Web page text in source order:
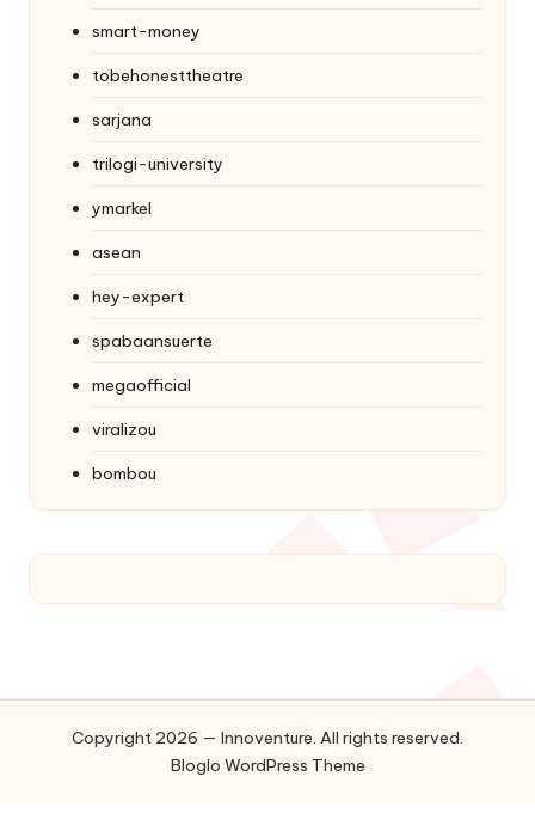
smart-money
tobehonesttheatre
sarjana
trilogi-university
ymarkel
asean
hey-expert
spabaansuerte
megaofficial
viralizou
bombou
Copyright 2026 — Innoventure. All rights reserved.
Bloglo WordPress Theme